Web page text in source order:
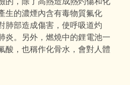
生的濃煙內含有毒物質氟化
肺部造成傷害，使呼吸道灼
炎。另外，燃燒中的鋰電池一
酸，也稱作化骨水，會對人體